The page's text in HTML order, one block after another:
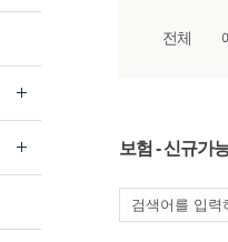
전체
보험 - 신규가